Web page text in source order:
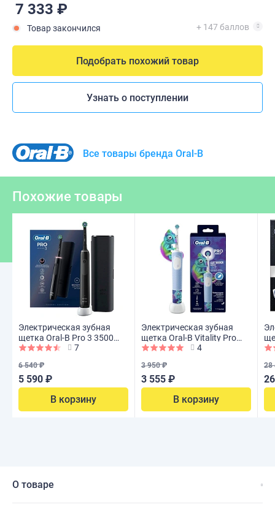
7 333 ₽
Товар закончился + 147 баллов
Подобрать похожий товар
Узнать о поступлении
Все товары бренда Oral-B
Похожие товары
Электрическая зубная
щетка Oral-B Pro 3 3500
Cross Action Black
7
6 540 ₽
5 590 ₽
В корзину
Электрическая зубная
щетка Oral-B Vitality Pro
Kids D103 Chameleon
4
3 950 ₽
3 555 ₽
В корзину
28
О товаре